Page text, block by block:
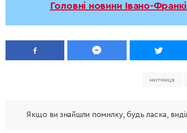
Головні новини Івано-
митниця
Якщо ви знайшли помилку, будь ласка,